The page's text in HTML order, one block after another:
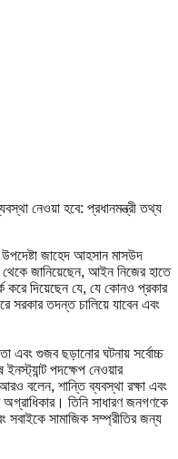
উপদেষ্টা জাহেদ আহসান মাসউদ
থেকে জানিয়েছেন, আইন নিজের হাতে
করে দিয়েছেন যে, যে কোনও প্রকার
সরকার তদন্ত চালিয়ে যাবেন এবং
এবং গুজব ছড়ানোর ঘটনায় সর্বোচ্চ
পদক্ষেপ নেওয়ার
বলেন, শান্তি ব্যবস্থা রক্ষা এবং
অগ্রাধিকার। তিনি সাধারণ জনগণকে
সবাইকে সামাজিক সম্প্রীতির জন্য